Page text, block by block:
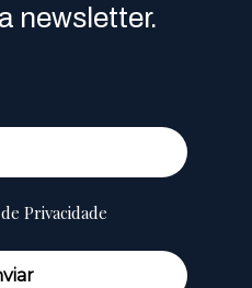
newsletter.
Privacidade